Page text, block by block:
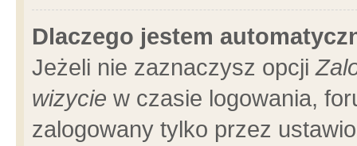
Dlaczego jestem
Jeżeli nie zaznaczysz opcji
wizycie w czasie logowania,
zalogowany tylko przez